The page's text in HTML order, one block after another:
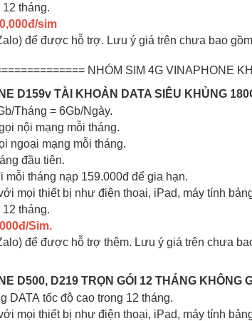
tháng.
sim
để được hỗ trợ. Lưu ý giá trên chưa bao
NHÓM SIM 4G VINAPHONE
D159v TÀI KHOẢN DATA SIÊU KHỦNG
Tháng = 6Gb/Ngày.
nội mạng mỗi tháng.
ngoại mạng mỗi tháng.
đầu tiên.
mỗi tháng nạp 159.000đ để gia hạn.
mọi thiết bị như điện thoại, iPad, máy tính
tháng.
Sim.
để được hỗ trợ thêm. Lưu ý giá trên chưa
D500, D219 TRỌN GÓI 12 THÁNG
DATA tốc độ cao trong 12 tháng.
mọi thiết bị như điện thoại, iPad, máy tính